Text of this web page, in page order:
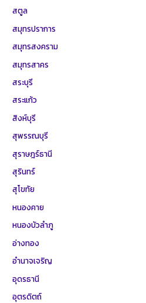
สตูล
สมุทรปราการ
สมุทรสงคราม
สมุทรสาคร
สระบุรี
สระแก้ว
สิงห์บุรี
สุพรรณบุรี
สุราษฎร์ธานี
สุรินทร์
สุโขทัย
หนองคาย
หนองบัวลำภู
อ่างทอง
อำนาจเจริญ
อุดรธานี
อุตรดิตถ์